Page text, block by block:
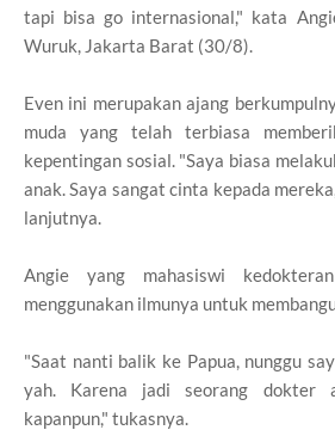
tapi bisa go internasional," kata
Wuruk, Jakarta Barat (30/8).
Even ini merupakan ajang
muda yang telah terbiasa
kepentingan sosial. "Saya biasa
anak. Saya sangat cinta kepada
lanjutnya.
Angie yang mahasiswi
menggunakan ilmunya untuk
"Saat nanti balik ke Papua, nunggu
yah. Karena jadi seorang dokter
kapanpun," tukasnya.